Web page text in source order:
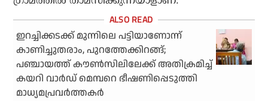
ഇറച്ചിക്കടക്ക് മുന്നിലെ പട്ടിയാണോന്ന്
കാണിച്ചുതരാം, പുറത്തേക്കിറങ്ങ്;
പഞ്ചായത്ത് കൗണ്‍സിലിലേക്ക് അതിക്രമിച്ച്
കയറി വാര്‍ഡ് മെമ്പറെ ഭീഷണിപ്പെടുത്തി
മാധ്യമപ്രവര്‍ത്തകര്‍